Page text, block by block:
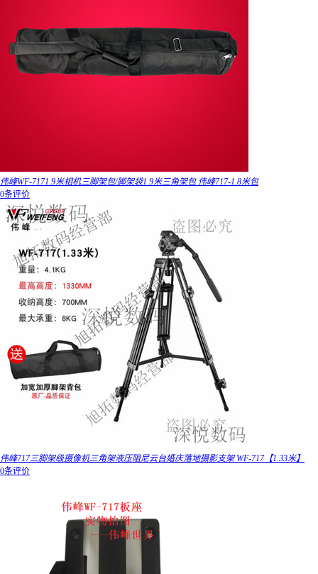
伟峰WF-7171.9米相机三脚架包/脚架袋1.9米三角架包 伟峰717-1.8米包
0条评价
伟峰717三脚架级摄像机三角架液压阻尼云台婚庆落地摄影支架 WF-717【1.33米】
0条评价